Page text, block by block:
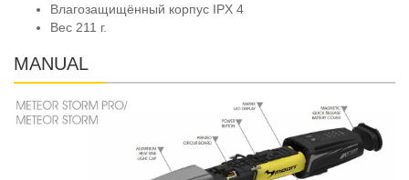
Влагозащищённый корпус IPX 4
Вес 211 г.
MANUAL